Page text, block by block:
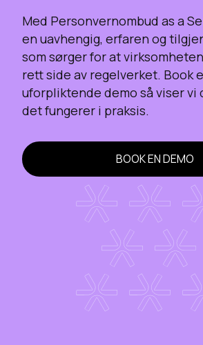
Med Personvernombud as a
en uavhengig, erfaren og
som sørger for at
rett side av regelverket. Book
uforpliktende demo så viser vi
det fungerer i praksis.
BOOK EN DEMO